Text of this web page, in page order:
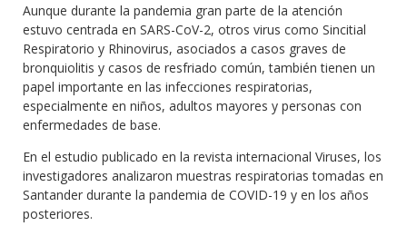
Aunque durante la pandemia gran parte de la atención
estuvo centrada en SARS-CoV-2, otros virus como Sincitial
Respiratorio y Rhinovirus, asociados a casos graves de
bronquiolitis y casos de resfriado común, también tienen un
papel importante en las infecciones respiratorias,
especialmente en niños, adultos mayores y personas con
enfermedades de base.
En el estudio publicado en la revista internacional Viruses, los
investigadores analizaron muestras respiratorias tomadas en
Santander durante la pandemia de COVID-19 y en los años
posteriores.